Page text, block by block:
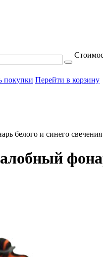
покупки Перейти в корзину
белого и синего